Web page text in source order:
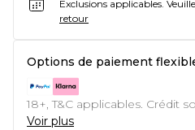
Exclusions applicables.
retour
Options de paiement
18+, T&C applicables. Crédit
Voir plus